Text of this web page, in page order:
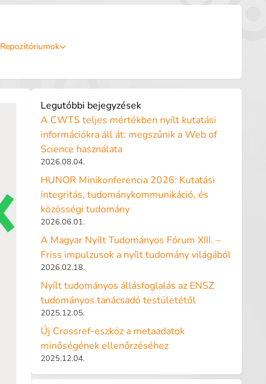
Repozitóriumok
Legutóbbi bejegyzések
A CWTS teljes mértékben nyílt kutatási
információkra áll át: megszűnik a Web of
Science használata
2026.08.04.
HUNOR Minikonferencia 2026: Kutatási
integritás, tudománykommunikáció, és
közösségi tudomány
2026.06.01.
A Magyar Nyílt Tudományos Fórum XIII. –
Friss impulzusok a nyílt tudomány világából
2026.02.18.
Nyílt tudományos állásfoglalás az ENSZ
tudományos tanácsadó testületétől
2025.12.05.
Új Crossref-eszköz a metaadatok
minőségének ellenőrzéséhez
2025.12.04.